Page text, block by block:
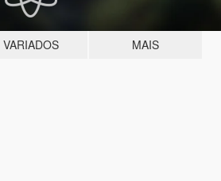
VARIADOS MAIS